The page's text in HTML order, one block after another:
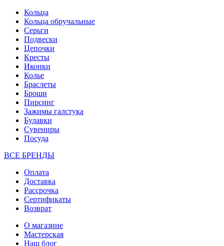
Кольца
Кольца обручальные
Серьги
Подвески
Цепочки
Кресты
Иконки
Колье
Браслеты
Броши
Пирсинг
Зажимы галстука
Булавки
Сувениры
Посуда
ВСЕ БРЕНДЫ
Оплата
Доставка
Рассрочка
Сертификаты
Возврат
О магазине
Мастерская
Наш блог